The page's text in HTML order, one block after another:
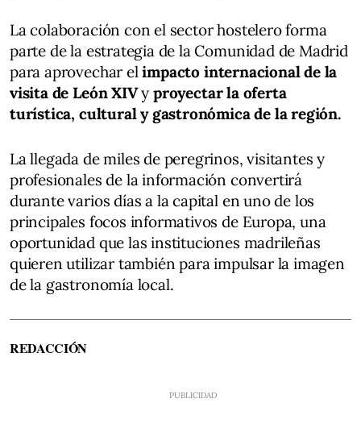
La colaboración con el sector hostelero forma
parte de la estrategia de la Comunidad de Madrid
para aprovechar elimpacto internacional de la
visita de León XIVyproyectar la oferta
turística, cultural y gastronómica de la región.
La llegada de miles de peregrinos, visitantes y
profesionales de la información convertirá
durante varios días a la capital en uno de los
principales focos informativos de Europa, una
oportunidad que las instituciones madrileñas
quieren utilizar también para impulsar la imagen
de la gastronomía local.
REDACCIÓN